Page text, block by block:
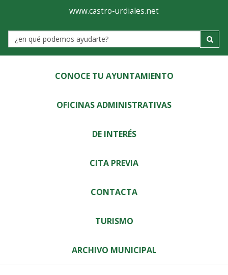
Ayuntamiento
de
Castro-
Urdiales
www.castro-urdiales.net
Label
CONOCE TU AYUNTAMIENTO
OFICINAS ADMINISTRATIVAS
DE INTERÉS
CITA PREVIA
CONTACTA
TURISMO
ARCHIVO MUNICIPAL